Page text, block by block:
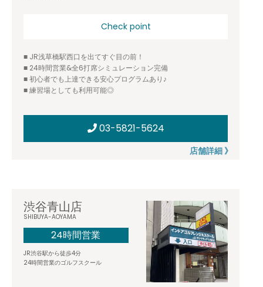
Check point
■ JR浅草橋駅西口を出てすぐ目の前！
■ 24時間営業&全6打席シミュレーション完備
■ 初心者でも上達できる安心プログラムあり♪
■ 練習場としても利用可能◎
03-5821-5624
店舗詳細 》
渋谷青山店
SHIBUYA-AOYAMA
24時間営業
JR渋谷駅から徒歩4分
24時間営業のゴルフスクール